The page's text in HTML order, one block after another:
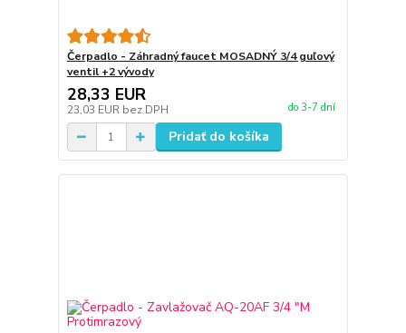
Čerpadlo - Záhradný faucet MOSADNÝ 3/4 guľový
ventil +2 vývody
28,33 EUR
23,03 EUR bez DPH do 3-7 dní
Pridať do košíka